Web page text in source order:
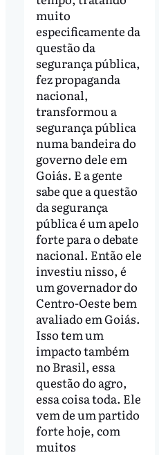
muito
especificamente da
questão da
segurança pública,
fez propaganda
nacional,
transformou a
segurança pública
numa bandeira do
governo dele em
Goiás. E a gente
sabe que a questão
da segurança
pública é um apelo
forte para o debate
nacional. Então ele
investiu nisso, é
um governador do
Centro-Oeste bem
avaliado em Goiás.
Isso tem um
impacto também
no Brasil, essa
questão do agro,
essa coisa toda. Ele
vem de um partido
forte hoje, com
muitos